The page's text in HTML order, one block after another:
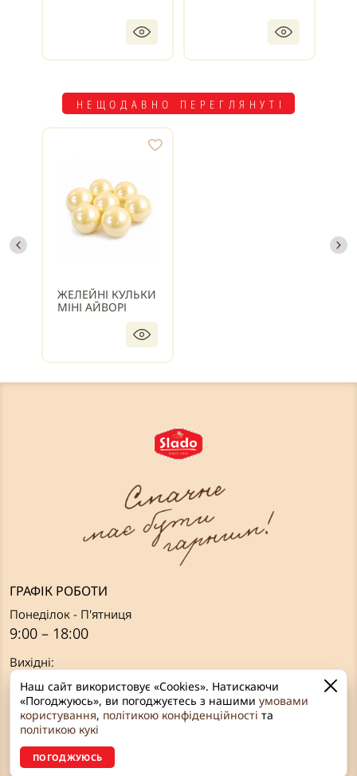
НЕЩОДАВНО ПЕРЕГЛЯНУТІ
ЖЕЛЕЙНІ КУЛЬКИ
МІНІ АЙВОРІ
ГРАФІК РОБОТИ
Понеділок - П'ятниця
9:00 – 18:00
Вихідні:
Субота, Неділя
ЗВ’ЯЗОК З НАМИ
Рівне, вул. Грушевського, 2а
+38 (096) 642 59 64
Наш сайт використовує «Cookies». Натискаючи
«Погоджуюсь», ви погоджуєтесь з нашими умовами
користування, політикою конфіденційності та
політикою кукі
ПОГОДЖУЮСЬ